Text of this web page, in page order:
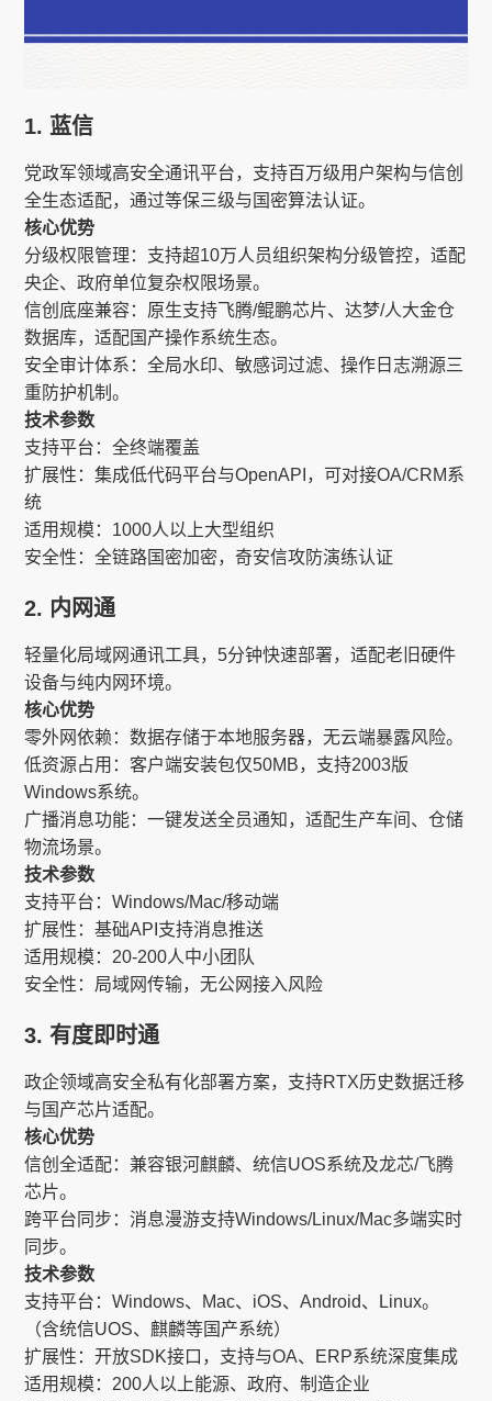
1. 蓝信​​
党政军领域高安全通讯平台，支持百万级用户架构与信创
全生态适配，通过等保三级与国密算法认证。
核心优势
分级权限管理​​：支持超10万人员组织架构分级管控，适配
央企、政府单位复杂权限场景。
信创底座兼容​​：原生支持飞腾/鲲鹏芯片、达梦/人大金仓
数据库，适配国产操作系统生态。
安全审计体系​​：全局水印、敏感词过滤、操作日志溯源三
重防护机制。
技术参数​​
支持平台：全终端覆盖
扩展性：集成低代码平台与OpenAPI，可对接OA/CRM系
统
适用规模：1000人以上大型组织
安全性：全链路国密加密，奇安信攻防演练认证
2. 内网通​​
轻量化局域网通讯工具，5分钟快速部署，适配老旧硬件
设备与纯内网环境。
核心优势​​
零外网依赖​​：数据存储于本地服务器，无云端暴露风险。
低资源占用​​：客户端安装包仅50MB，支持2003版
Windows系统。
广播消息功能​​：一键发送全员通知，适配生产车间、仓储
物流场景。
技术参数​​
支持平台：Windows/Mac/移动端
扩展性：基础API支持消息推送
适用规模：20-200人中小团队
安全性：局域网传输，无公网接入风险
3. 有度即时通​​
政企领域高安全私有化部署方案，支持RTX历史数据迁移
与国产芯片适配。
核心优势​​
信创全适配​​：兼容银河麒麟、统信UOS系统及龙芯/飞腾
芯片。
跨平台同步​​：消息漫游支持Windows/Linux/Mac多端实时
同步。
技术参数​​
支持平台：Windows、Mac、iOS、Android、Linux。
（含统信UOS、麒麟等国产系统）
扩展性：开放SDK接口，支持与OA、ERP系统深度集成
适用规模：200人以上能源、政府、制造企业